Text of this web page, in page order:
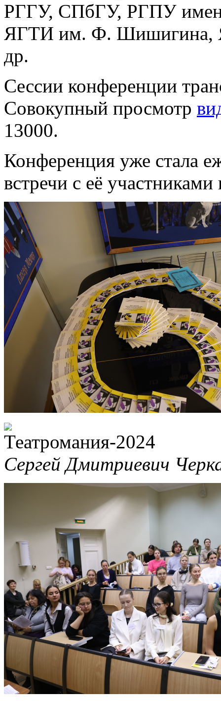
РГГУ, СПбГУ, РГПУ
ЯГТИ им. Ф. Шишигина,
др.
Сессии конференции
Совокупный просмотр
13000.
Конференция уже стала
встречи с её
Сергей Дмитриевич